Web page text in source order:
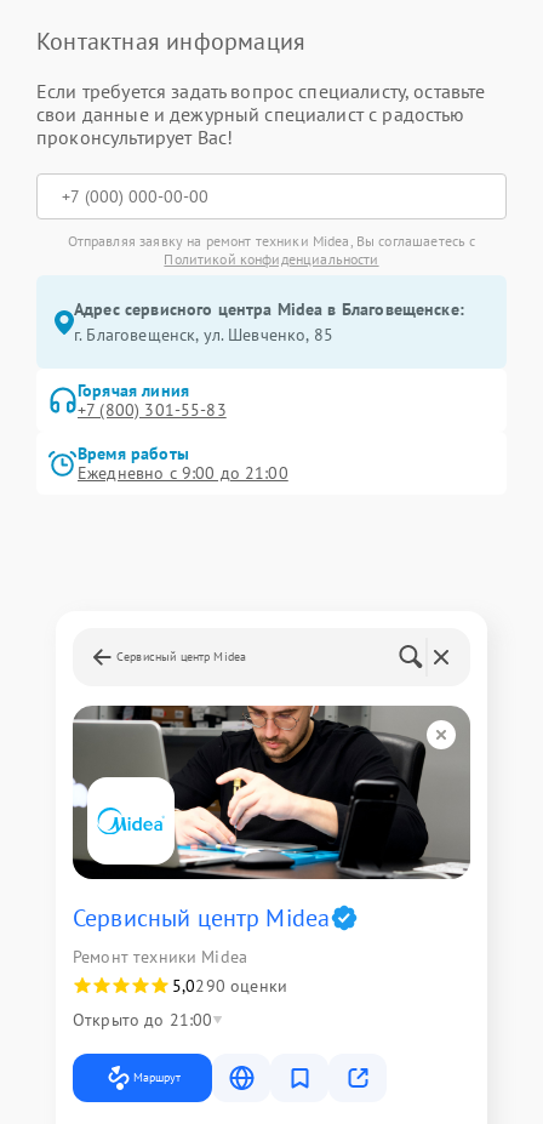
Контактная информация
Если требуется задать вопрос специалисту, оставьте
свои данные и дежурный специалист с радостью
проконсультирует Вас!
Отправляя заявку на ремонт техники Midea, Вы соглашаетесь с
Политикой конфиденциальности
Адрес сервисного центра Midea в Благовещенске:
г. Благовещенск, ул. Шевченко, 85
Горячая линия
+7 (800) 301-55-83
Время работы
Ежедневно с 9:00 до 21:00
Сервисный центр Midea
Сервисный центр Midea
Ремонт техники Midea
5,0290 оценки
Открыто до 21:00
Маршрут